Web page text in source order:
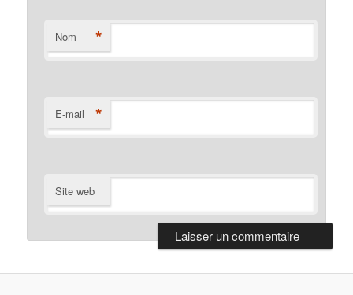
Nom *
E-mail *
Site web